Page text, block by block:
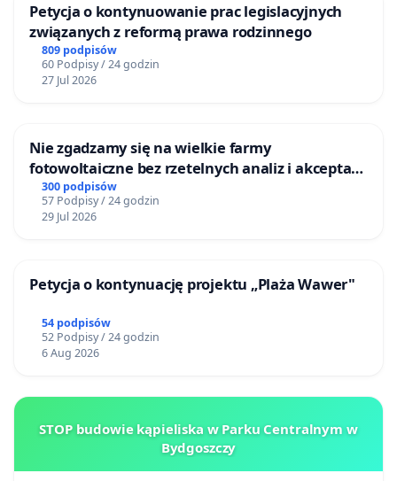
Petycja o kontynuowanie prac legislacyjnych
związanych z reformą prawa rodzinnego
809 podpisów
60 Podpisy / 24 godzin
27 Jul 2026
Nie zgadzamy się na wielkie farmy
fotowoltaiczne bez rzetelnych analiz i akceptacji
mieszkańców
300 podpisów
57 Podpisy / 24 godzin
29 Jul 2026
Petycja o kontynuację projektu „Plaża Wawer"
54 podpisów
52 Podpisy / 24 godzin
6 Aug 2026
STOP budowie kąpieliska w Parku Centralnym w
Bydgoszczy